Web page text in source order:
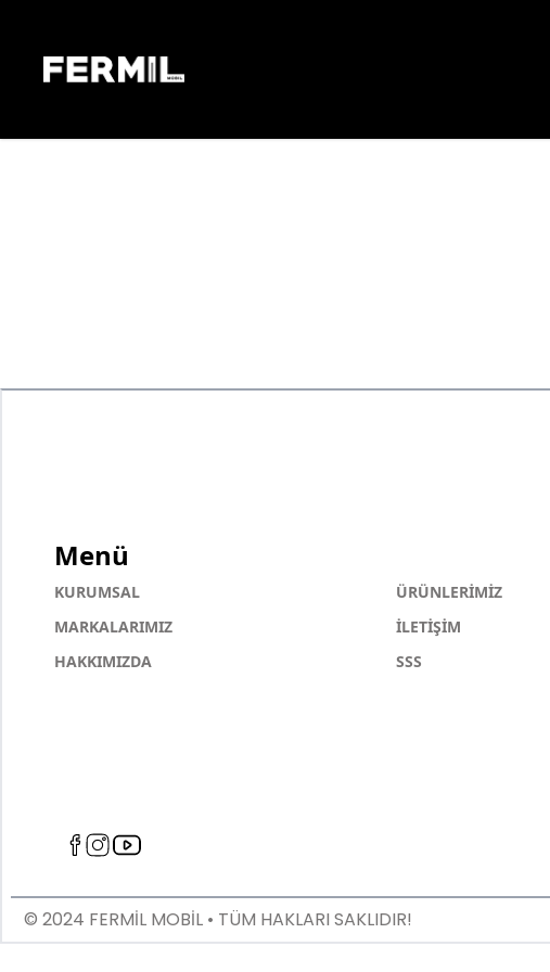
Menü
KURUMSAL
ÜRÜNLERİMİZ
MARKALARIMIZ
İLETİŞİM
HAKKIMIZDA
SSS
© 2024 FERMİL MOBİL • TÜM HAKLARI SAKLIDIR!